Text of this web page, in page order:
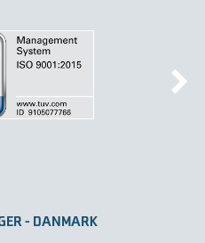
- DANMARK